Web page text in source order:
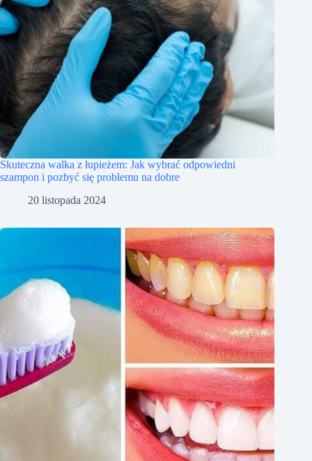
Skuteczna walka z łupieżem: Jak wybrać odpowiedni
szampon i pozbyć się problemu na dobre
20 listopada 2024